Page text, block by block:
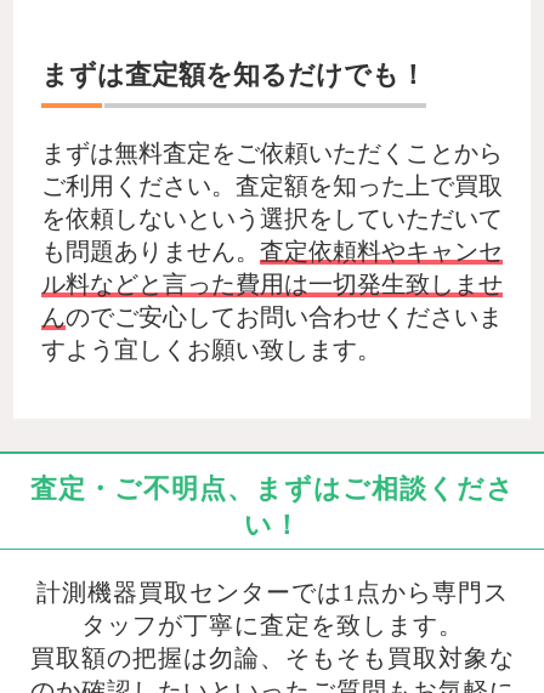
まずは査定額を知るだけでも！
まずは無料査定をご依頼いただくことから
ご利用ください。査定額を知った上で買取
を依頼しないという選択をしていただいて
も問題ありません。 査定依頼料やキャンセ
ル料などと言った費用は一切発生致しませ
んのでご安心してお問い合わせくださいま
すよう宜しくお願い致します。
査定・ご不明点、まずはご相談くださ
い！
計測機器買取センターでは1点から専門ス
タッフが丁寧に査定を致します。
買取額の把握は勿論、そもそも買取対象な